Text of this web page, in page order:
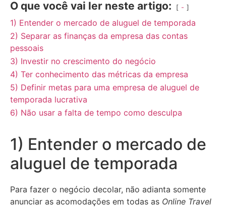
O que você vai ler neste artigo: -
1) Entender o mercado de aluguel de temporada
2) Separar as finanças da empresa das contas
pessoais
3) Investir no crescimento do negócio
4) Ter conhecimento das métricas da empresa
5) Definir metas para uma empresa de aluguel de
temporada lucrativa
6) Não usar a falta de tempo como desculpa
1) Entender o mercado de
aluguel de temporada
Para fazer o negócio decolar, não adianta somente
anunciar as acomodações em todas as Online Travel